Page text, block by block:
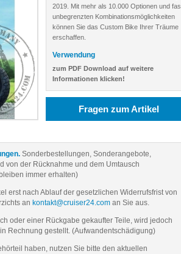
2019. Mit mehr als 10.000 Optionen und
unbegrenzten Kombinationsmöglichkeiten
können Sie das Custom Bike Ihrer Träume
erschaffen.
Verwendung
zum PDF Download auf weitere
Informationen klicken!
Fragen zum Artikel
Sonderbestellungen, Sonderangebote,
von der Rücknahme und dem Umtausch
immer erhalten)
erst nach Ablauf der gesetzlichen Widerrufsfrist von
an kontakt@cruiser24.coman Sie aus.
oder einer Rückgabe gekaufter Teile, wird jedoch
Rechnung gestellt. (Aufwandentschädigung)
haben, nutzen Sie bitte den aktuellen